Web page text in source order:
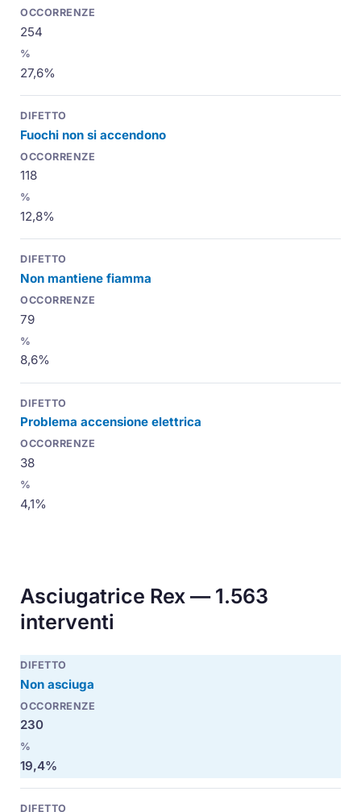
254
27,6%
Fuochi non si accendono
118
12,8%
Non mantiene fiamma
79
8,6%
Problema accensione elettrica
38
4,1%
Asciugatrice Rex — 1.563
interventi
Non asciuga
230
19,4%